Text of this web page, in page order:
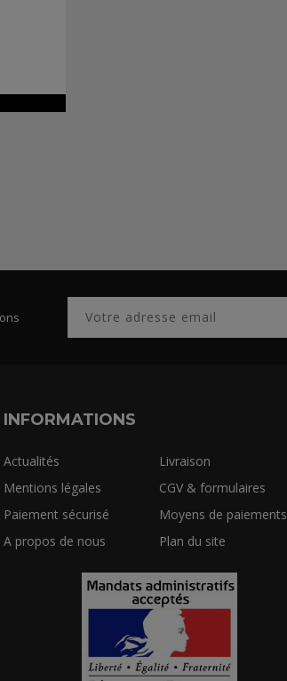
INFORMATIONS
Actualités
Livraison
Mentions légales
CGV & formulaires
Paiement sécurisé
Moyens de paiements
A propos de nous
Plan du site